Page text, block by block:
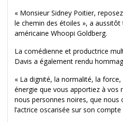
« Monsieur Sidney Poitier,
le chemin des étoiles », a
américaine Whoopi Goldberg.
La comédienne et productrice
Davis a également rendu
« La dignité, la normalité, la force,
énergie que vous apportiez à vos
nous personnes noires, que nous
l’actrice oscarisée sur son